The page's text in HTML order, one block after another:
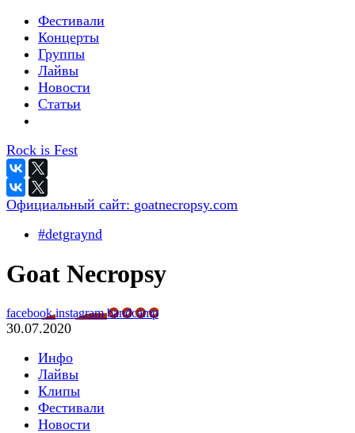
Фестивали
Концерты
Группы
Лайвы
Новости
Статьи
Rock is Fest
Официальный сайт: goatnecropsy.com
#detgraynd
Goat Necropsy
facebookinstagrambandcamp
30.07.2020
Инфо
Лайвы
Клипы
Фестивали
Новости